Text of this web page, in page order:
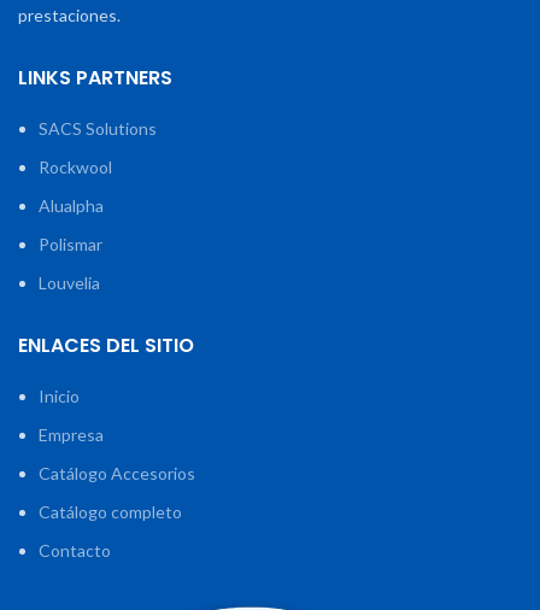
prestaciones.
LINKS PARTNERS
SACS Solutions
Rockwool
Alualpha
Polismar
Louvelia
ENLACES DEL SITIO
Inicio
Empresa
Catálogo Accesorios
Catálogo completo
Contacto